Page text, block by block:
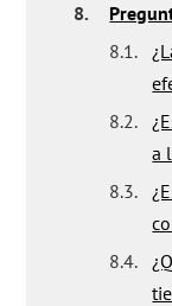
8.
8.1.
8.2.
a
8.3.
8.4.